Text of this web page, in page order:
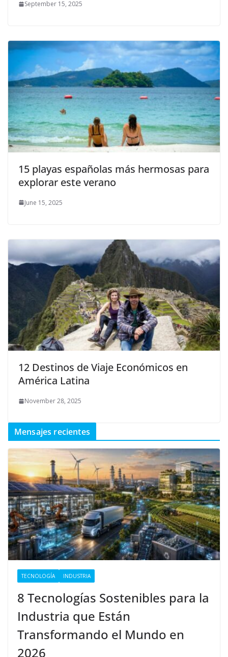
September 15, 2025
15 playas españolas más hermosas para
explorar este verano
June 15, 2025
12 Destinos de Viaje Económicos en
América Latina
November 28, 2025
Mensajes recientes
TECNOLOGÍA INDUSTRIA
8 Tecnologías Sostenibles para la
Industria que Están
Transformando el Mundo en
2026